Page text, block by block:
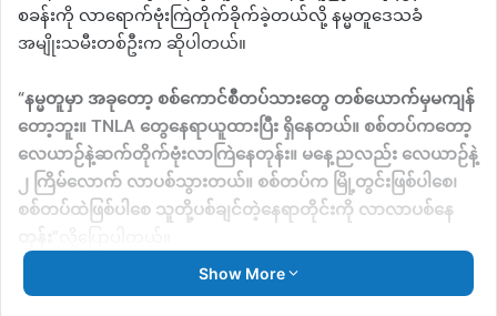
စခန်းကို လာရောက်ဗုံးကြဲတိုက်ခိုက်ခဲ့တယ်လို့ နမ္မတူဒေသခံ
အမျိုးသမီးတစ်ဦးက ဆိုပါတယ်။
“နမ္မတူမှာ အခုတော့ စစ်ကောင်စီတပ်သားတွေ တစ်ယောက်မှမကျန်
တော့ဘူး။ TNLA တွေနေရာယူထားပြီး ရှိနေတယ်။ စစ်တပ်ကတော့
လေယာဉ်နဲ့ဆက်တိုက်ဗုံးလာကြဲနေတုန်း။ မနေ့ညလည်း လေယာဉ်နဲ့
၂ ကြိမ်လောက် လာပစ်သွားတယ်။ စစ်တပ်က မြို့တွင်းဖြစ်ပါစေ၊
စစ်တပ်ထဲဖြစ်ပါစေ သူတို့ပစ်ချင်တဲ့နေရာတိုင်းကို လာလာပစ်နေ
Show More